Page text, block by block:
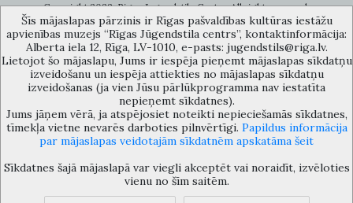
Copyright 2022. Rigas Jugendstila Centrs. All right reserved.
Подписаться на новости
Музей объединения культурных учереждений Рижского
самоуправления «Рижский центр югендстиля», улица Альберта 12,
Рига, LV 1010, Латвия (дверной код: 12), jugendstils@riga.lv
Šīs mājaslapas pārzinis ir Rīgas pašvaldības kultūras iestāžu
apvienības muzejs “Rīgas Jūgendstila centrs”, kontaktinformācija:
Alberta iela 12, Rīga, LV-1010, e-pasts: jugendstils@riga.lv.
Lietojot šo mājaslapu, Jums ir iespēja pieņemt mājaslapas sīkdatņu
izveidošanu un iespēja attiekties no mājaslapas sīkdatņu
izveidošanas (ja vien Jūsu pārlūkprogramma nav iestatīta
nepieņemt sīkdatnes).
Jums jāņem vērā, ja atspējosiet noteikti nepieciešamās sīkdatnes,
tīmekļa vietne nevarēs darboties pilnvērtīgi. Papildus informācija
par mājaslapas veidotajām sīkdatnēm apskatāma šeit
Sīkdatnes šajā mājaslapā var viegli akceptēt vai noraidīt, izvēloties
vienu no šīm saitēm.